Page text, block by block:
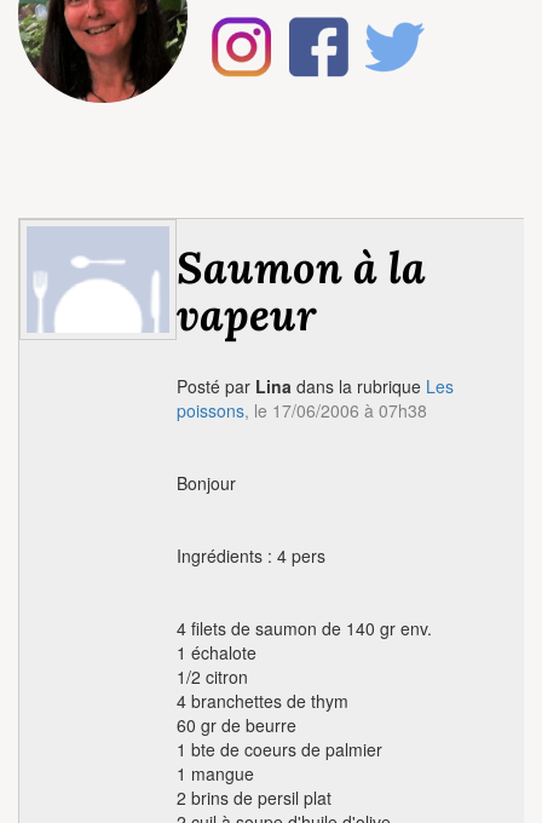
Saumon à la
vapeur
Posté par Lina dans la rubrique Les
poissons, le 17/06/2006 à 07h38
Bonjour
Ingrédients : 4 pers
4 filets de saumon de 140 gr env.
1 échalote
1/2 citron
4 branchettes de thym
60 gr de beurre
1 bte de coeurs de palmier
1 mangue
2 brins de persil plat